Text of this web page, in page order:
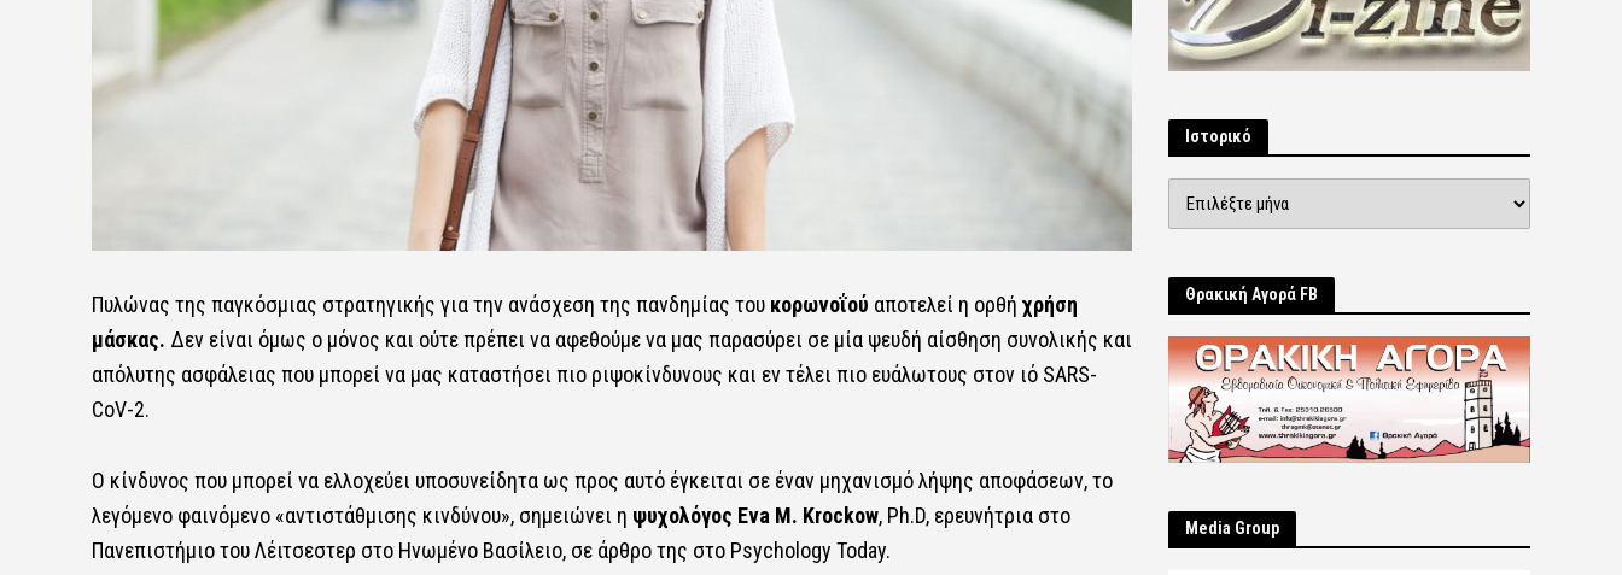
Πυλώνας της παγκόσμιας στρατηγικής για την ανάσχεση της πανδημίας του κορωνοΐού αποτελεί η ορθή χρήση
μάσκας. Δεν είναι όμως ο μόνος και ούτε πρέπει να αφεθούμε να μας παρασύρει σε μία ψευδή αίσθηση συνολικής και
απόλυτης ασφάλειας που μπορεί να μας καταστήσει πιο ριψοκίνδυνους και εν τέλει πιο ευάλωτους στον ιό SARS-
CoV-2.
Ο κίνδυνος που μπορεί να ελλοχεύει υποσυνείδητα ως προς αυτό έγκειται σε έναν μηχανισμό λήψης αποφάσεων, το
λεγόμενο φαινόμενο «αντιστάθμισης κινδύνου», σημειώνει η ψυχολόγος Eva M. Krockow, Ph.D, ερευνήτρια στο
Πανεπιστήμιο του Λέιτσεστερ στο Ηνωμένο Βασίλειο, σε άρθρο της στο Psychology Today.
Ιστορικό
Θρακική Αγορά FB
Μedia Group